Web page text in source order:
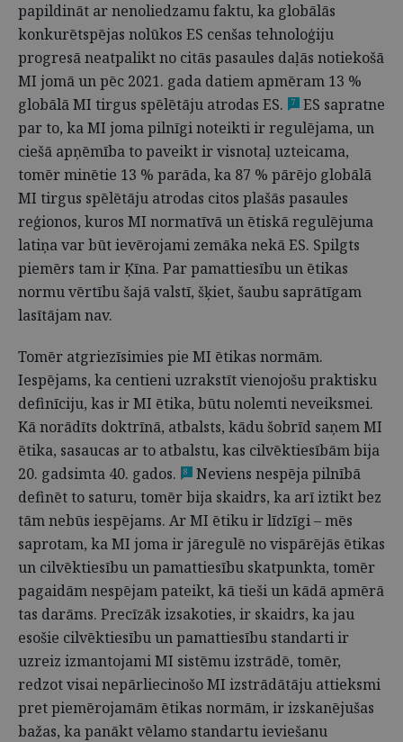
papildināt ar nenoliedzamu faktu, ka globālās
konkurētspējas nolūkos ES cenšas tehnoloģiju
progresā neatpalikt no citās pasaules daļās notiekošā
MI jomā un pēc 2021. gada datiem apmēram 13 %
globālā MI tirgus spēlētāju atrodas ES.
7
ES sapratne
par to, ka MI joma pilnīgi noteikti ir regulējama, un
ciešā apņēmība to paveikt ir visnotaļ uzteicama,
tomēr minētie 13 % parāda, ka 87 % pārējo globālā
MI tirgus spēlētāju atrodas citos plašās pasaules
reģionos, kuros MI normatīvā un ētiskā regulējuma
latiņa var būt ievērojami zemāka nekā ES. Spilgts
piemērs tam ir Ķīna. Par pamattiesību un ētikas
normu vērtību šajā valstī, šķiet, šaubu saprātīgam
lasītājam nav.
Tomēr atgriezīsimies pie MI ētikas normām.
Iespējams, ka centieni uzrakstīt vienojošu praktisku
definīciju, kas ir MI ētika, būtu nolemti neveiksmei.
Kā norādīts doktrīnā, atbalsts, kādu šobrīd saņem MI
ētika, sasaucas ar to atbalstu, kas cilvēktiesībām bija
20. gadsimta 40. gados.
8
Neviens nespēja pilnībā
definēt to saturu, tomēr bija skaidrs, ka arī iztikt bez
tām nebūs iespējams. Ar MI ētiku ir līdzīgi – mēs
saprotam, ka MI joma ir jāregulē no vispārējās ētikas
un cilvēktiesību un pamattiesību skatpunkta, tomēr
pagaidām nespējam pateikt, kā tieši un kādā apmērā
tas darāms. Precīzāk izsakoties, ir skaidrs, ka jau
esošie cilvēktiesību un pamattiesību standarti ir
uzreiz izmantojami MI sistēmu izstrādē, tomēr,
redzot visai nepārliecinošo MI izstrādātāju attieksmi
pret piemērojamām ētikas normām, ir izskanējušas
bažas, ka panākt vēlamo standartu ieviešanu